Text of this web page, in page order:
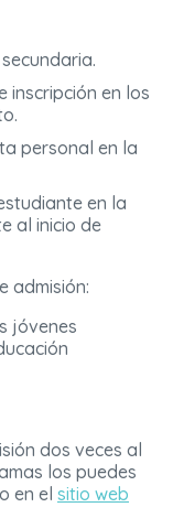
inscripción en los
personal en la
en la
al inicio de
admisión:
jóvenes
dos veces al
los puedes
o en el sitio web